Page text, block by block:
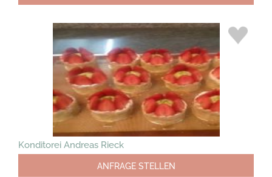
Konditorei Andreas Rieck
ANFRAGE STELLEN